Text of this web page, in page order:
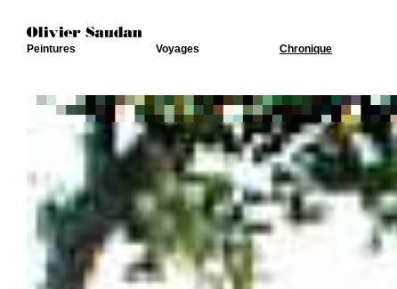
Peintures Voyages Chronique